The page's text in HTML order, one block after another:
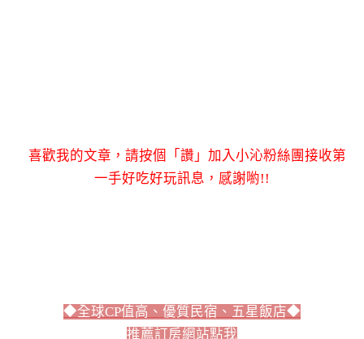
喜歡我的文章，請按個「讚」加入小沁粉絲團接收第
一手好吃好玩訊息，感謝喲!!
◆全球CP值高、優質民宿、五星飯店◆
推薦訂房網站點我